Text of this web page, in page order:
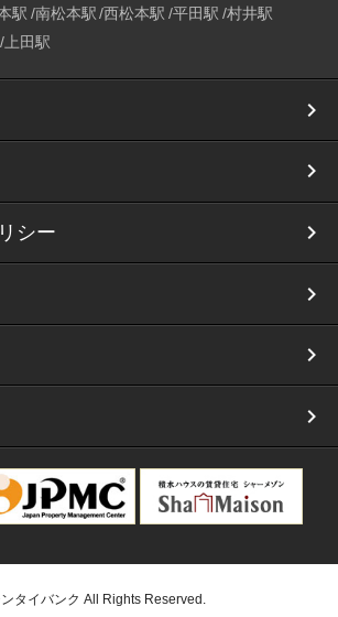
駅 南松本駅 西松本駅 平田駅 村井駅
上田駅
シー
タイバンク All Rights Reserved.